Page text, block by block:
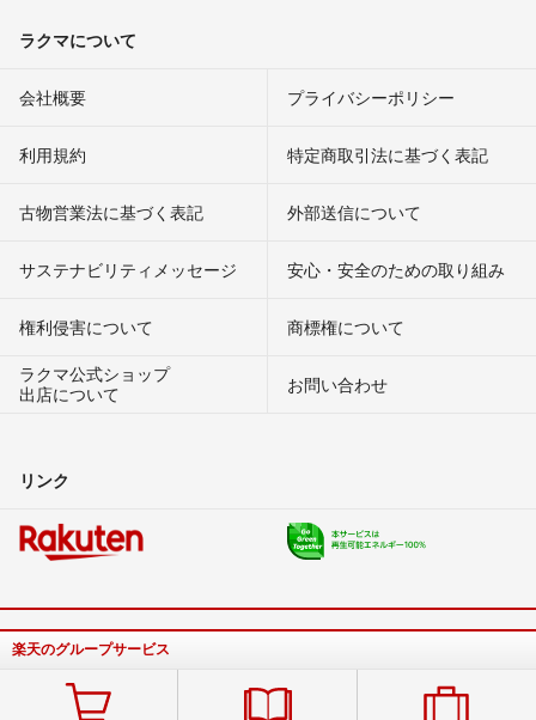
ラクマについて
会社概要 プライバシーポリシー
利用規約 特定商取引法に基づく表記
古物営業法に基づく表記 外部送信について
サステナビリティメッセージ 安心・安全のための取り組み
権利侵害について
商標権について
ラクマ公式ショップ
出店について
お問い合わせ
リンク
楽天のグループサービス